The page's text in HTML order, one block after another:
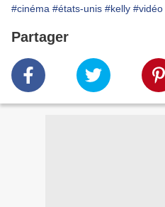
#cinéma #états-unis #kelly #vidéo
Partager